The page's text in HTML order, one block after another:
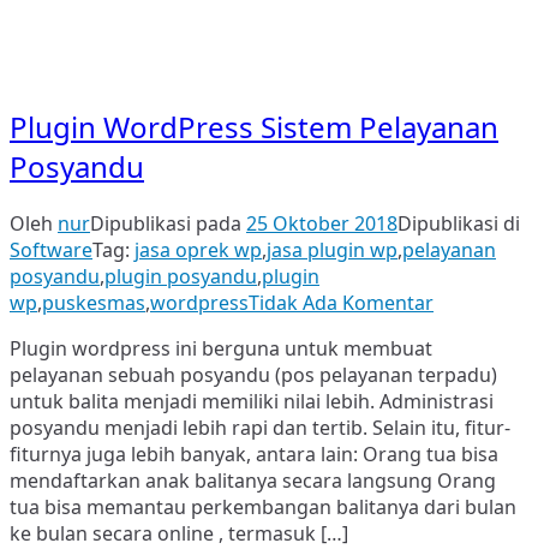
Plugin WordPress Sistem Pelayanan
Posyandu
Oleh nurDipublikasi pada 25 Oktober 2018Dipublikasi di
SoftwareTag: jasa oprek wp,jasa plugin wp,pelayanan
posyandu,plugin posyandu,plugin
wp,puskesmas,wordpressTidak Ada Komentarpada
Sistem
Pelayanan
Posyandu
Plugin wordpress ini berguna untuk membuat
pelayanan sebuah posyandu (pos pelayanan terpadu)
untuk balita menjadi memiliki nilai lebih. Administrasi
posyandu menjadi lebih rapi dan tertib. Selain itu, fitur-
fiturnya juga lebih banyak, antara lain: Orang tua bisa
mendaftarkan anak balitanya secara langsung Orang
tua bisa memantau perkembangan balitanya dari bulan
ke bulan secara online , termasuk […]